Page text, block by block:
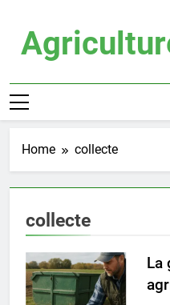
content
Home collecte
collecte
La